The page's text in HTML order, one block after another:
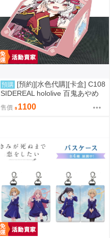
預購 [預約][水色代購][卡盒] C108
SIDEREAL hololive 百鬼あやめ
雜談ver
售價 1100